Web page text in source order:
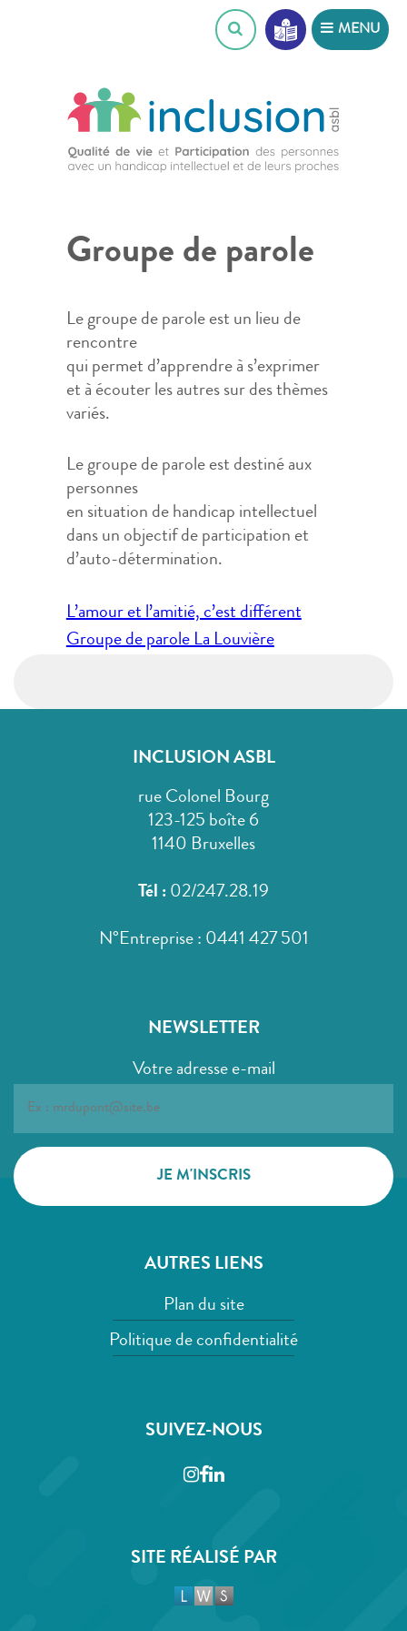
MENU
Groupe de parole
Le groupe de parole est un lieu de
rencontre
qui permet d’apprendre à s’exprimer
et à écouter les autres sur des thèmes
variés.
Le groupe de parole est destiné aux
personnes
en situation de handicap intellectuel
dans un objectif de participation et
d’auto-détermination.
Navigation
de
L’amour et l’amitié, c’est différent
Groupe de parole La Louvière
INCLUSION ASBL
rue Colonel Bourg
123-125 boîte 6
1140 Bruxelles
Tél : 02/247.28.19
N°Entreprise : 0441 427 501
NEWSLETTER
Votre adresse e-mail
AUTRES LIENS
Plan du site
Politique de confidentialité
SUIVEZ-NOUS
Instagram
Facebook
LinkedIn
SITE RÉALISÉ PAR